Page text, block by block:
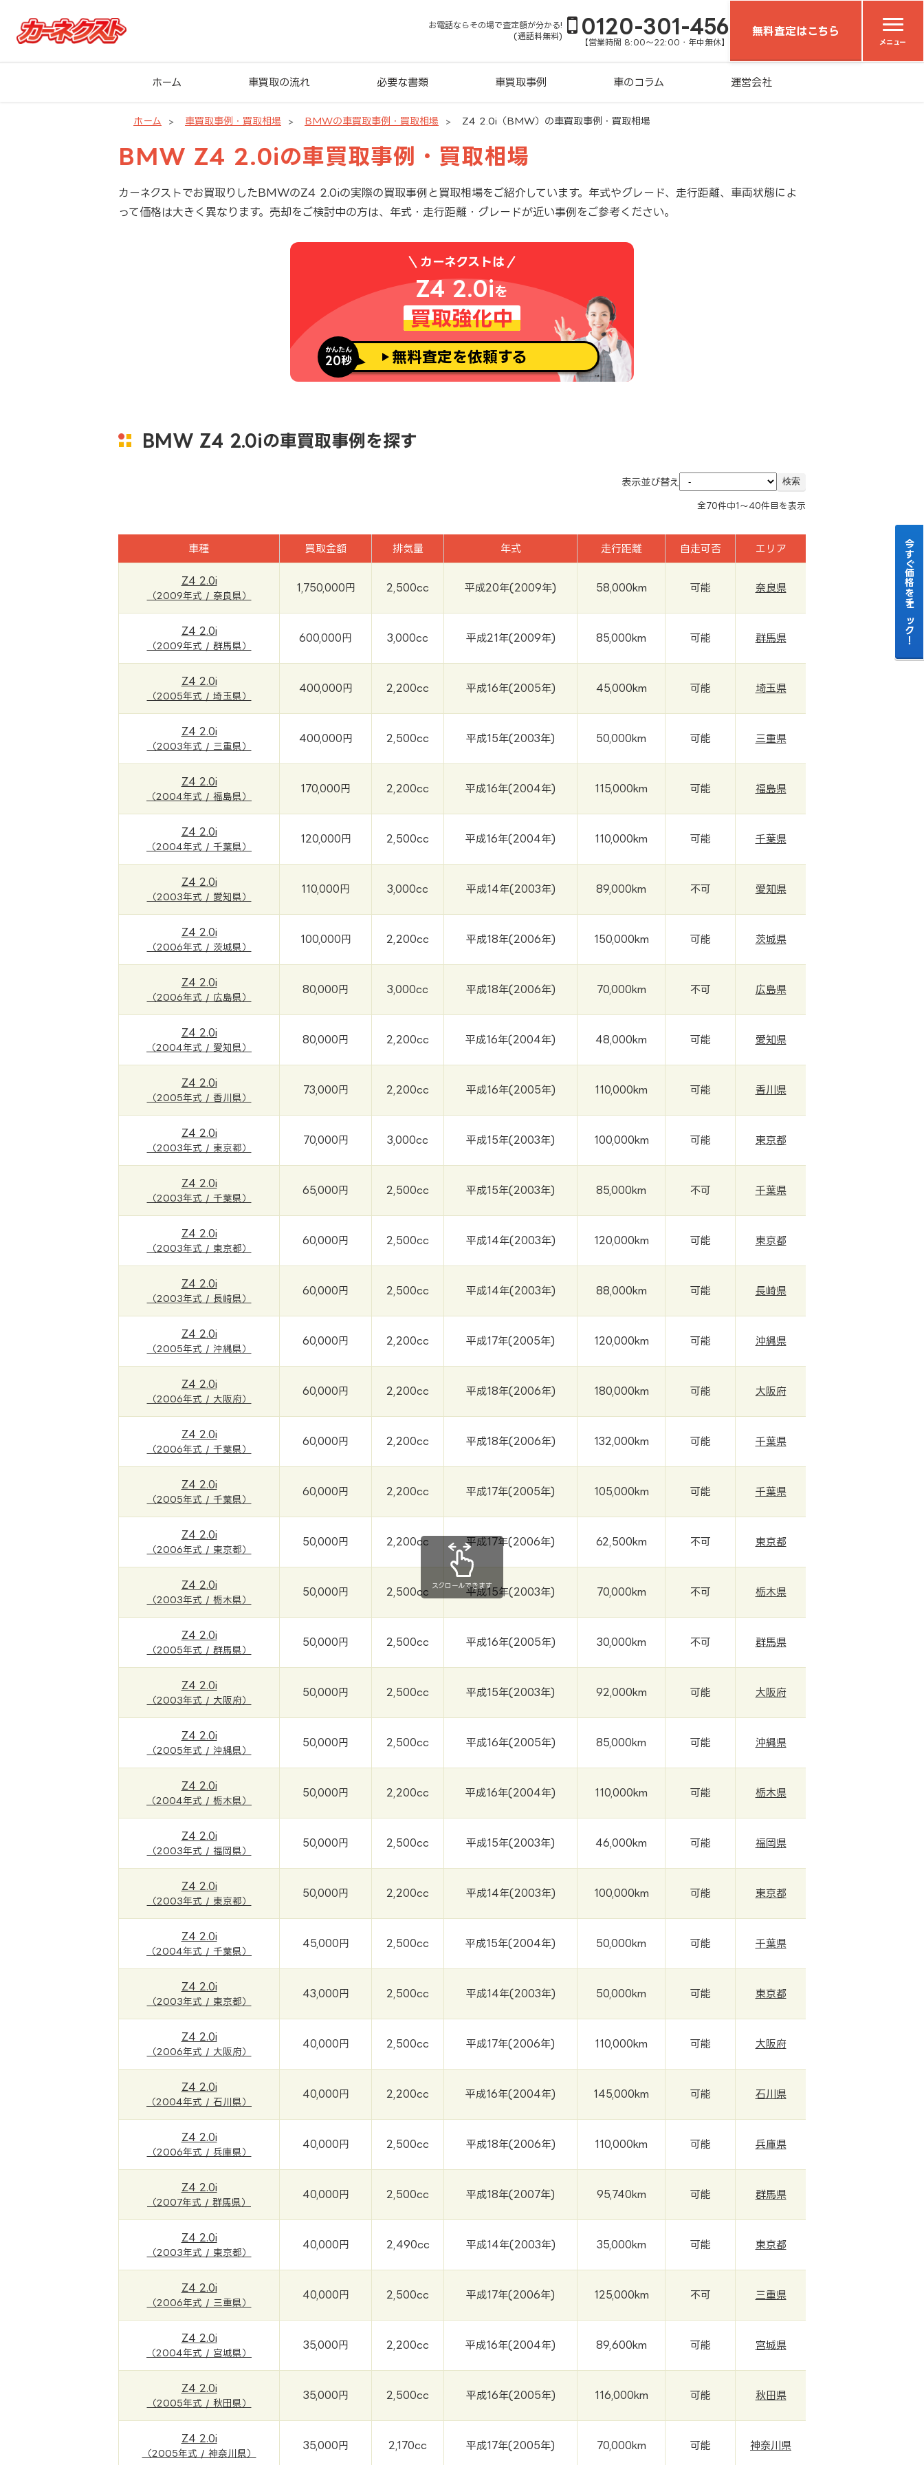
お電話ならその場で査定額が分かる!
(通話料無料)
0120-301-456
【営業時間 8:00～22:00・年中無休】
無料査定はこちら
メニュー
ホーム 車買取の流れ 必要な書類 車買取事例 車のコラム 運営会社
ホーム 車買取事例・買取相場 BMWの車買取事例・買取相場 Z4 2.0i（BMW）の車買取事例・買取相場
BMW Z4 2.0iの車買取事例・買取相場
カーネクストでお買取りしたBMWのZ4 2.0iの実際の買取事例と買取相場をご紹介しています。年式やグレード、走行距離、車両状態によ
って価格は大きく異なります。売却をご検討中の方は、年式・走行距離・グレードが近い事例をご参考ください。
カーネクストは
Z4 2.0iを
買取強化中
かんたん
20秒 無料査定を依頼する
BMW Z4 2.0iの車買取事例を探す
表示並び替え
全70件中1～40件目を表示
車種 買取金額 排気量 年式 走行距離 自走可否 エリア
Z4 2.0i
（2009年式 / 奈良県）
1,750,000円 2,500cc 平成20年(2009年) 58,000km 可能 奈良県
Z4 2.0i
（2009年式 / 群馬県）
600,000円 3,000cc 平成21年(2009年) 85,000km 可能 群馬県
Z4 2.0i
（2005年式 / 埼玉県）
400,000円 2,200cc 平成16年(2005年) 45,000km 可能 埼玉県
Z4 2.0i
（2003年式 / 三重県）
400,000円 2,500cc 平成15年(2003年) 50,000km 可能 三重県
Z4 2.0i
（2004年式 / 福島県）
170,000円 2,200cc 平成16年(2004年) 115,000km 可能 福島県
Z4 2.0i
（2004年式 / 千葉県）
120,000円 2,500cc 平成16年(2004年) 110,000km 可能 千葉県
Z4 2.0i
（2003年式 / 愛知県）
110,000円 3,000cc 平成14年(2003年) 89,000km 不可 愛知県
Z4 2.0i
（2006年式 / 茨城県）
100,000円 2,200cc 平成18年(2006年) 150,000km 可能 茨城県
Z4 2.0i
（2006年式 / 広島県）
80,000円 3,000cc 平成18年(2006年) 70,000km 不可 広島県
Z4 2.0i
（2004年式 / 愛知県）
80,000円 2,200cc 平成16年(2004年) 48,000km 可能 愛知県
Z4 2.0i
（2005年式 / 香川県）
73,000円 2,200cc 平成16年(2005年) 110,000km 可能 香川県
Z4 2.0i
（2003年式 / 東京都）
70,000円 3,000cc 平成15年(2003年) 100,000km 可能 東京都
Z4 2.0i
（2003年式 / 千葉県）
65,000円 2,500cc 平成15年(2003年) 85,000km 不可 千葉県
Z4 2.0i
（2003年式 / 東京都）
60,000円 2,500cc 平成14年(2003年) 120,000km 可能 東京都
Z4 2.0i
（2003年式 / 長崎県）
60,000円 2,500cc 平成14年(2003年) 88,000km 可能 長崎県
Z4 2.0i
（2005年式 / 沖縄県）
60,000円 2,200cc 平成17年(2005年) 120,000km 可能 沖縄県
Z4 2.0i
（2006年式 / 大阪府）
60,000円 2,200cc 平成18年(2006年) 180,000km 可能 大阪府
Z4 2.0i
（2006年式 / 千葉県）
60,000円 2,200cc 平成18年(2006年) 132,000km 可能 千葉県
Z4 2.0i
（2005年式 / 千葉県）
60,000円 2,200cc 平成17年(2005年) 105,000km 可能 千葉県
Z4 2.0i
（2006年式 / 東京都）
50,000円 2,200cc 平成17年(2006年) 62,500km 不可 東京都
Z4 2.0i
（2003年式 / 栃木県）
50,000円 2,500cc 平成15年(2003年) 70,000km 不可 栃木県
Z4 2.0i
（2005年式 / 群馬県）
50,000円 2,500cc 平成16年(2005年) 30,000km 不可 群馬県
Z4 2.0i
（2003年式 / 大阪府）
50,000円 2,500cc 平成15年(2003年) 92,000km 可能 大阪府
Z4 2.0i
（2005年式 / 沖縄県）
50,000円 2,500cc 平成16年(2005年) 85,000km 可能 沖縄県
Z4 2.0i
（2004年式 / 栃木県）
50,000円 2,200cc 平成16年(2004年) 110,000km 可能 栃木県
Z4 2.0i
（2003年式 / 福岡県）
50,000円 2,500cc 平成15年(2003年) 46,000km 可能 福岡県
Z4 2.0i
（2003年式 / 東京都）
50,000円 2,200cc 平成14年(2003年) 100,000km 可能 東京都
Z4 2.0i
（2004年式 / 千葉県）
45,000円 2,500cc 平成15年(2004年) 50,000km 可能 千葉県
Z4 2.0i
（2003年式 / 東京都）
43,000円 2,500cc 平成14年(2003年) 50,000km 可能 東京都
Z4 2.0i
（2006年式 / 大阪府）
40,000円 2,500cc 平成17年(2006年) 110,000km 可能 大阪府
Z4 2.0i
（2004年式 / 石川県）
40,000円 2,200cc 平成16年(2004年) 145,000km 可能 石川県
Z4 2.0i
（2006年式 / 兵庫県）
40,000円 2,500cc 平成18年(2006年) 110,000km 可能 兵庫県
Z4 2.0i
（2007年式 / 群馬県）
40,000円 2,500cc 平成18年(2007年) 95,740km 可能 群馬県
Z4 2.0i
（2003年式 / 東京都）
40,000円 2,490cc 平成14年(2003年) 35,000km 可能 東京都
Z4 2.0i
（2006年式 / 三重県）
40,000円 2,500cc 平成17年(2006年) 125,000km 不可 三重県
Z4 2.0i
（2004年式 / 宮城県）
35,000円 2,200cc 平成16年(2004年) 89,600km 可能 宮城県
Z4 2.0i
（2005年式 / 秋田県）
35,000円 2,500cc 平成16年(2005年) 116,000km 可能 秋田県
Z4 2.0i
（2005年式 / 神奈川県）
35,000円 2,170cc 平成17年(2005年) 70,000km 可能 神奈川県
スクロールできます
今すぐ価格をチェック！